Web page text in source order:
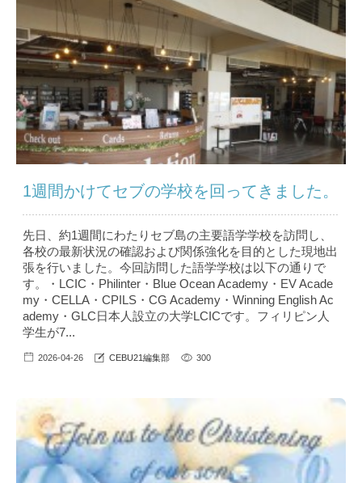
1週間かけてセブの学校を回ってきました。
先日、約1週間にわたりセブ島の主要語学学校を訪問し、
各校の最新状況の確認および関係強化を目的とした現地出
張を行いました。今回訪問した語学学校は以下の通りで
す。・LCIC・Philinter・Blue Ocean Academy・EV Acade
my・CELLA・CPILS・CG Academy・Winning English Ac
ademy・GLC日本人設立の大学LCICです。フィリピン人
学生が7...
2026-04-26 CEBU21編集部 300